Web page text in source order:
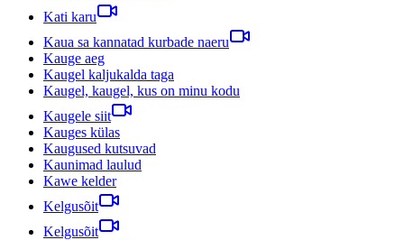
Kati karu
Kaua sa kannatad kurbade naeru
Kauge aeg
Kaugel kaljukalda taga
Kaugel, kaugel, kus on minu kodu
Kaugele siit
Kauges külas
Kaugused kutsuvad
Kaunimad laulud
Kawe kelder
Kelgusõit
Kelgusõit